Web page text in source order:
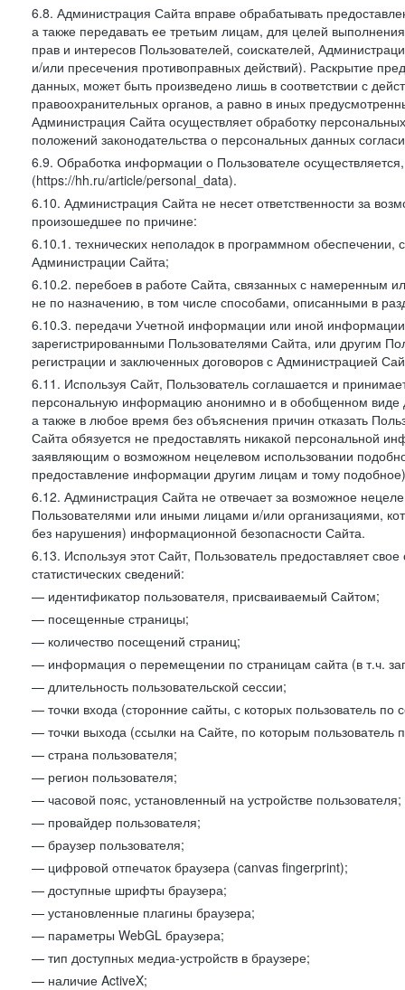
6.8. Администрация Сайта вправе обрабатывать
а также передавать ее третьим лицам, для целей
прав и интересов Пользователей, соискателей,
и/или пресечения противоправных действий). Раскрытие
данных, может быть произведено лишь в соответствии с
правоохранительных органов, а равно в иных
Администрация Сайта осуществляет обработку
положений законодательства о персональных данных
6.9. Обработка информации о Пользователе
(https://hh.ru/article/personal_data).
6.10. Администрация Сайта не несет ответственности за
произошедшее по причине:
6.10.1. технических неполадок в программном
Администрации Сайта;
6.10.2. перебоев в работе Сайта, связанных с намеренным
не по назначению, в том числе способами, описанными в
6.10.3. передачи Учетной информации или иной
зарегистрированными Пользователями Сайта, или другим
регистрации и заключенных договоров с Администрацией
6.11. Используя Сайт, Пользователь соглашается и
персональную информацию анонимно и в обобщенном виде
а также в любое время без объяснения причин отказать
Сайта обязуется не предоставлять никакой персональной
заявляющим о возможном нецелевом использовании
предоставление информации другим лицам и тому
6.12. Администрация Сайта не отвечает за возможное
Пользователями или иными лицами и/или организациями,
без нарушения) информационной безопасности Сайта.
6.13. Используя этот Сайт, Пользователь предоставляет
статистических сведений:
— идентификатор пользователя, присваиваемый Сайтом;
— посещенные страницы;
— количество посещений страниц;
— информация о перемещении по страницам сайта (в т.ч.
— длительность пользовательской сессии;
— точки входа (сторонние сайты, с которых пользователь по
— точки выхода (ссылки на Сайте, по которым пользователь
— страна пользователя;
— регион пользователя;
— часовой пояс, установленный на устройстве пользователя;
— провайдер пользователя;
— браузер пользователя;
— цифровой отпечаток браузера (canvas fingerprint);
— доступные шрифты браузера;
— установленные плагины браузера;
— параметры WebGL браузера;
— тип доступных медиа-устройств в браузере;
— наличие ActiveX;